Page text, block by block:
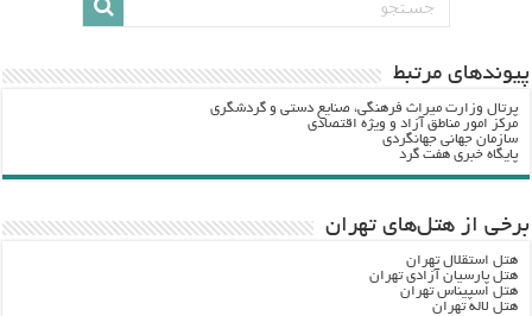
پيوندهاي مرتبط
پرتال وزارت ميراث فرهنگي، صنایع دستی و گردشگري
مرکز امور مناطق آزاد و ویژه اقتصادی
سازمان جهانی جهانگردی
پایگاه خبری هفت گرد
برخی از هتل‌های تهران
هتل استقلال تهران
هتل پارسیان آزادی تهران
هتل اسپیناس تهران
هتل لاله تهران